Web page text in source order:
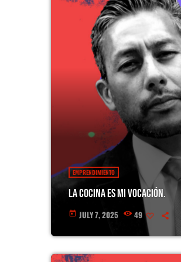
EMPRENDIMIENTO
La cocina es mi vocación.
today JULY 7, 2025 49